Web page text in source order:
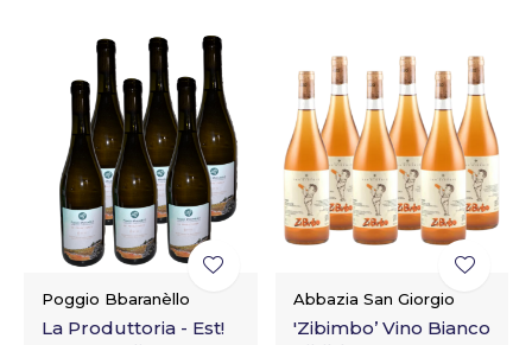
Poggio Bbaranèllo
La Produttoria - Est!
Abbazia San Giorgio
'Zibimbo’ Vino Bianco